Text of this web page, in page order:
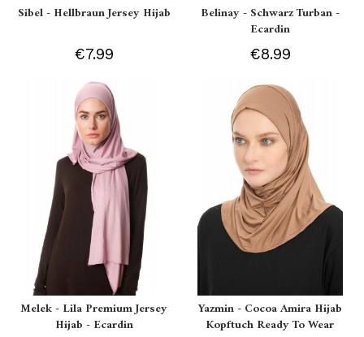
Sibel - Hellbraun Jersey Hijab
€7.99
Belinay - Schwarz Turban -
Ecardin
€8.99
Melek - Lila Premium Jersey
Hijab - Ecardin
Yazmin - Cocoa Amira Hijab
Kopftuch Ready To Wear